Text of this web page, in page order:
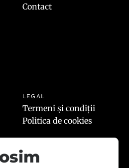
Contact
LEGAL
Termeni și condiții
Politica de cookies